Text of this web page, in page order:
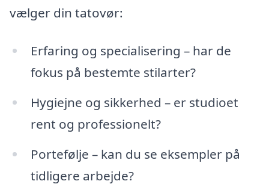
vælger din tatovør:
Erfaring og specialisering – har de
fokus på bestemte stilarter?
Hygiejne og sikkerhed – er studioet
rent og professionelt?
Portefølje – kan du se eksempler på
tidligere arbejde?